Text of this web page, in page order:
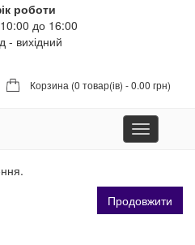
роботи
до 16:00
- вихідний
Корзина (0 товар(ів) - 0.00 грн)
Toggle
navigation
Продовжити